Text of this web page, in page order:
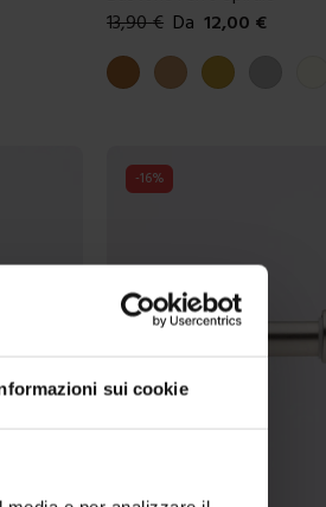
sui cookie
13,90€ Da 12,00 €
Colori disponibili
Rame Ottone antico
Oro
-16%